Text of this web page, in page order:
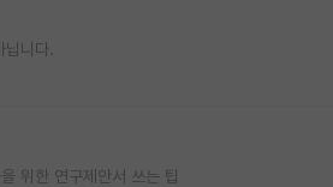
니다.
위한 연구제안서 쓰는 팁